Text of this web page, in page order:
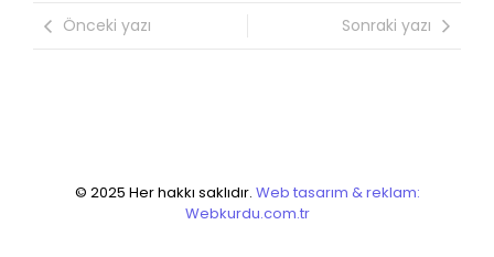
Önceki yazı Sonraki yazı
© 2025 Her hakkı saklıdır. Web tasarım & reklam:
Webkurdu.com.tr